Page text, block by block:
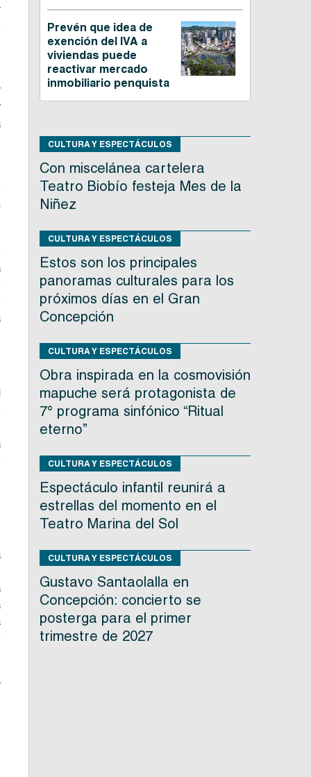
Prevén que idea de
exención del IVA a
viviendas puede
reactivar mercado
inmobiliario penquista
CULTURA Y ESPECTÁCULOS
Con miscelánea cartelera
Teatro Biobío festeja Mes de la
Niñez
CULTURA Y ESPECTÁCULOS
Estos son los principales
panoramas culturales para los
próximos días en el Gran
Concepción
CULTURA Y ESPECTÁCULOS
Obra inspirada en la cosmovisión
mapuche será protagonista de
7° programa sinfónico “Ritual
eterno”
CULTURA Y ESPECTÁCULOS
Espectáculo infantil reunirá a
estrellas del momento en el
Teatro Marina del Sol
CULTURA Y ESPECTÁCULOS
Gustavo Santaolalla en
Concepción: concierto se
posterga para el primer
trimestre de 2027